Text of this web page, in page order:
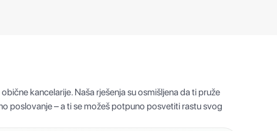
kancelarije. Naša rješenja su osmišljena da ti pruže
poslovanje – a ti se možeš potpuno posvetiti rastu svog